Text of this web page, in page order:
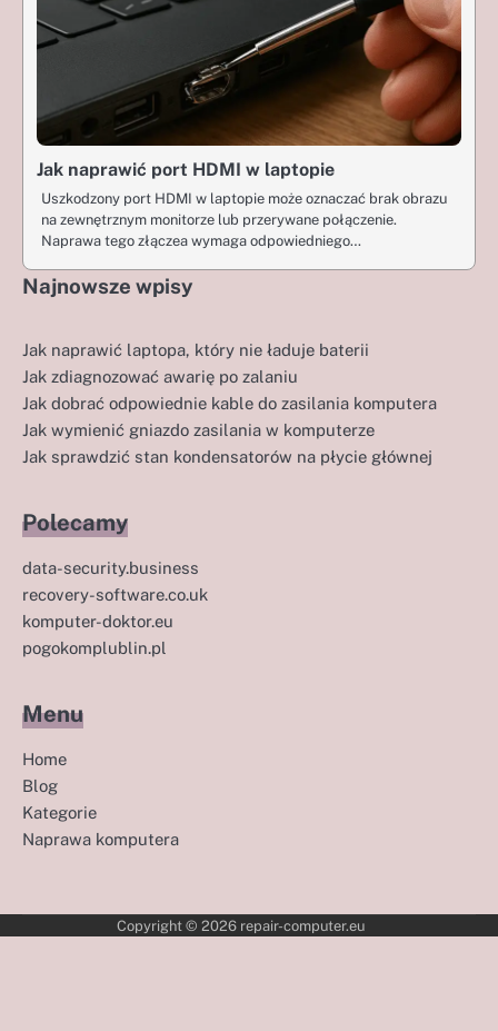
Jak naprawić port HDMI w laptopie
Uszkodzony port HDMI w laptopie może oznaczać brak obrazu
na zewnętrznym monitorze lub przerywane połączenie.
Naprawa tego złączea wymaga odpowiedniego…
Najnowsze wpisy
Jak naprawić laptopa, który nie ładuje baterii
Jak zdiagnozować awarię po zalaniu
Jak dobrać odpowiednie kable do zasilania komputera
Jak wymienić gniazdo zasilania w komputerze
Jak sprawdzić stan kondensatorów na płycie głównej
Polecamy
data-security.business
recovery-software.co.uk
komputer-doktor.eu
pogokomplublin.pl
Menu
Home
Blog
Kategorie
Naprawa komputera
Copyright © 2026 repair-computer.eu